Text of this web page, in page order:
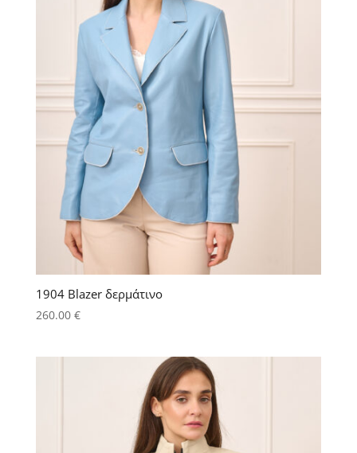
1904 Blazer δερμάτινο
260.00 €